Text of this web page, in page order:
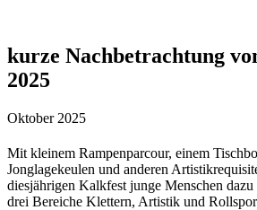
kurze Nachbetrachtung
2025
Oktober 2025
Mit kleinem Rampenparcour, einem
Jonglagekeulen und anderen
diesjährigen Kalkfest junge Menschen
drei Bereiche Klettern, Artistik und